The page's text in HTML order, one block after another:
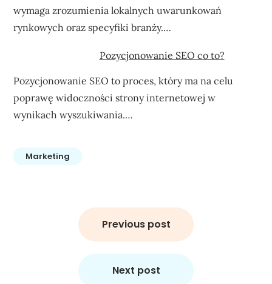
wymaga zrozumienia lokalnych uwarunkowań
rynkowych oraz specyfiki branży.…
Pozycjonowanie SEO co to?
Pozycjonowanie SEO to proces, który ma na celu
poprawę widoczności strony internetowej w
wynikach wyszukiwania.…
Marketing
Previous post
Next post